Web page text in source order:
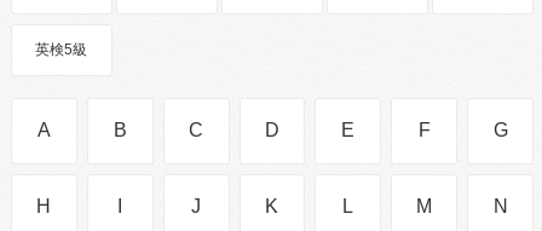
英検5級
A B C D E F G
H J K L M N